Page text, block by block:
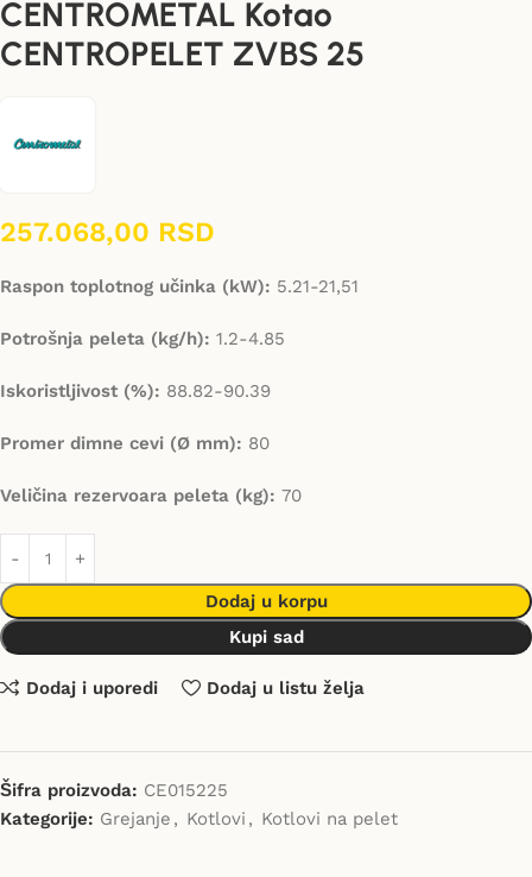
CENTROMETAL Kotao
CENTROPELET ZVBS 25
257.068,00 RSD
Raspon toplotnog učinka (kW): 5.21-21,51
Potrošnja peleta (kg/h): 1.2-4.85
Iskoristljivost (%): 88.82-90.39
Promer dimne cevi (Ø mm): 80
Veličina rezervoara peleta (kg): 70
Dodaj u korpu
Kupi sad
Dodaj i uporedi Dodaj u listu želja
Šifra proizvoda: CE015225
Kategorije: Grejanje , Kotlovi , Kotlovi na pelet